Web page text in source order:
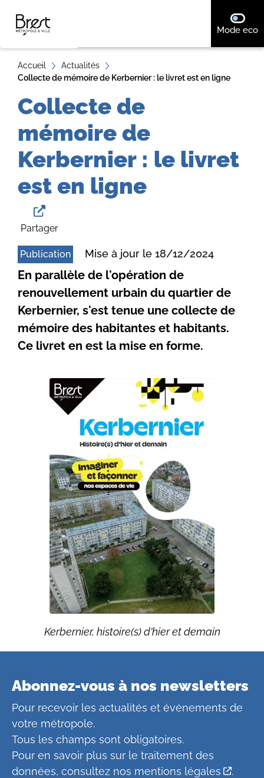
e
r
a
c
o
n
t
n
Mode eco
Accueil
Actualités
Collecte de mémoire de Kerbernier : le livret est en ligne
Collecte de
mémoire de
Kerbernier : le livret
est en ligne
Partager
Publication Mise à jour le 18/12/2024
En parallèle de l'opération de
renouvellement urbain du quartier de
Kerbernier, s'est tenue une collecte de
mémoire des habitantes et habitants.
Ce livret en est la mise en forme.
Kerbernier, histoire(s) d'hier et demain
Abonnez-vous à nos newsletters
Pour recevoir les actualités et événements de
votre métropole.
Tous les champs sont obligatoires.
Pour en savoir plus sur le traitement des
données, consultez nos mentions légales .